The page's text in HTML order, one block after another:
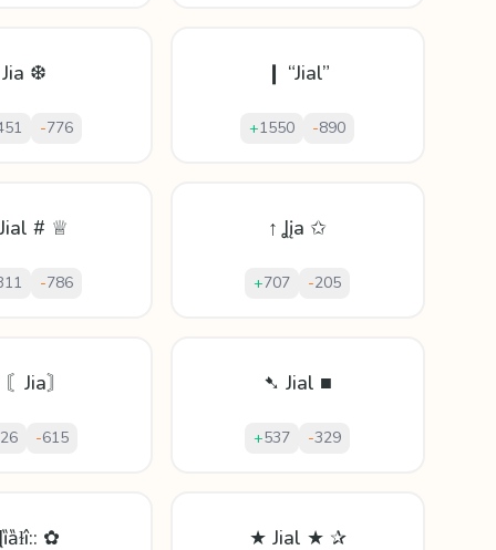
Jia ❆
-776
❙ “Jial”
+1550 -890
# ♕
-786
↑ Ʝįa ✩
+707 -205
Jia〙
-615
➷ Jial ■
+537 -329
✿ ★ Jial ★ ✰